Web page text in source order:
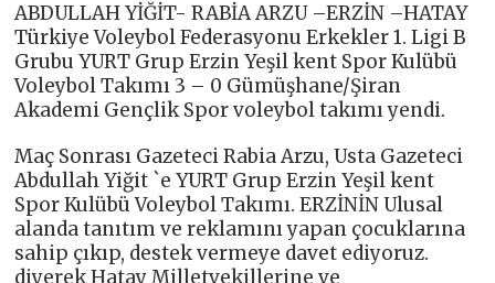
ABDULLAH YİĞİT- RABİA ARZU –ERZİN –HATAY
Türkiye Voleybol Federasyonu Erkekler 1. Ligi B
Grubu YURT Grup Erzin Yeşil kent Spor Kulübü
Voleybol Takımı 3 – 0 Gümüşhane/Şiran
Akademi Gençlik Spor voleybol takımı yendi.
Maç Sonrası Gazeteci Rabia Arzu, Usta Gazeteci
Abdullah Yiğit `e YURT Grup Erzin Yeşil kent
Spor Kulübü Voleybol Takımı. ERZİNİN Ulusal
alanda tanıtım ve reklamını yapan çocuklarına
sahip çıkıp, destek vermeye davet ediyoruz.
diyerek Hatay Milletvekillerine ve